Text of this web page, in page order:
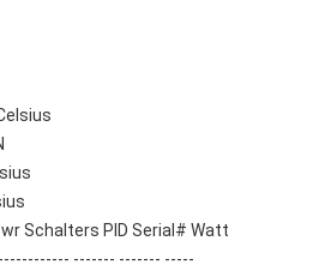
Schalters PID Serial# Watt
------- ------- -----